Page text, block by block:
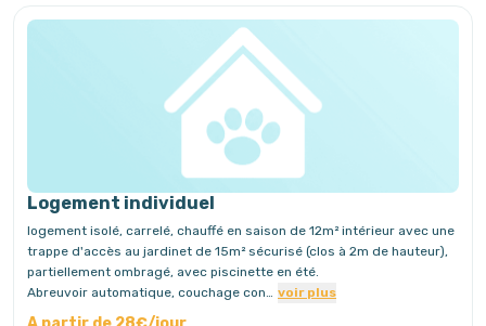
Logement individuel
logement isolé, carrelé, chauffé en saison de 12m² intérieur avec une
trappe d'accès au jardinet de 15m² sécurisé (clos à 2m de hauteur),
partiellement ombragé, avec piscinette en été.
Abreuvoir automatique, couchage con… voir plus